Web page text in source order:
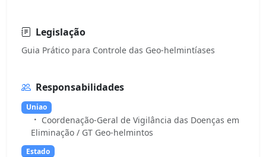
Legislação
Responsabilidades
Uniao
Coordenação-Geral de Vigilância das Doenças em
Eliminação / GT Geo-helmintos
Estado